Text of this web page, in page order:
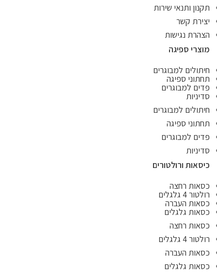
תקנון ותנאי שירות
יצירת קשר
הצהרת נגישות
מוצרי ספיגה
חיתולים למבוגרים
תחתוני ספיגה
פדים למבוגרים
סדיניות
חיתולים למבוגרים
תחתוני ספיגה
פדים למבוגרים
סדיניות
כיסאות ורולטורים
כסאות רחצה
רולטור 4 גלגלים
כסאות העברה
כסאות גלגלים
כסאות רחצה
רולטור 4 גלגלים
כסאות העברה
כסאות גלגלים